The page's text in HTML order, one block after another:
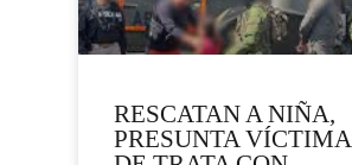
RESCATAN A NIÑA,
PRESUNTA VÍCTIMA